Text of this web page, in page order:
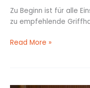
Zu Beginn ist für alle
zu empfehlende
Read More »